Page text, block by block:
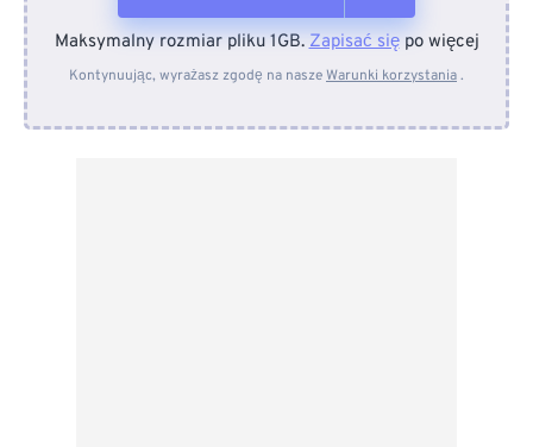
Z urządzenia
Maksymalny rozmiar pliku 1GB.Zapisać siępo więcej
Kontynuując, wyrażasz zgodę na naszeWarunki korzystania.